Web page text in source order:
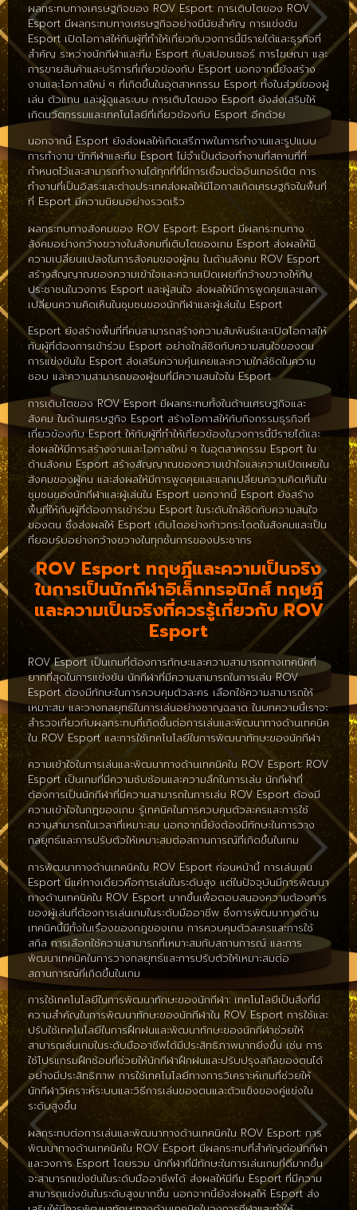
ผลกระทบทางเศรษฐกิจของ ROV Esport: การเติบโตของ ROV
Esport มีผลกระทบทางเศรษฐกิจอย่างมีนัยสำคัญ การแข่งขัน
Esport เปิดโอกาสให้กับผู้ที่ทำให้เกี่ยวกับวงการนี้มีรายได้และธุรกิจที่
สำคัญ ระหว่างนักกีฬาและทีม Esport กับสปอนเซอร์ การโฆษณา และ
การขายสินค้าและบริการที่เกี่ยวข้องกับ Esport นอกจากนี้ยังสร้าง
งานและโอกาสใหม่ ๆ ที่เกิดขึ้นในอุตสาหกรรม Esport ทั้งในส่วนของผู้
เล่น ตัวแทน และผู้ดูแลระบบ การเติบโตของ Esport ยังส่งเสริมให้
เกิดนวัตกรรมและเทคโนโลยีที่เกี่ยวข้องกับ Esport อีกด้วย
นอกจากนี้ Esport ยังส่งผลให้เกิดเสรีภาพในการทำงานและรูปแบบ
การทำงาน นักกีฬาและทีม Esport ไม่จำเป็นต้องทำงานที่สถานที่ที่
กำหนดไว้และสามารถทำงานได้ทุกที่ที่มีการเชื่อมต่ออินเทอร์เน็ต การ
ทำงานที่เป็นอิสระและต่างประเทศส่งผลให้มีโอกาสเกิดเศรษฐกิจในพื้นที่
ที่ Esport มีความนิยมอย่างรวดเร็ว
ผลกระทบทางสังคมของ ROV Esport: Esport มีผลกระทบทาง
สังคมอย่างกว้างขวางในสังคมที่เติบโตของเกม Esport ส่งผลให้มี
ความเปลี่ยนแปลงในการสังคมของผู้คน ในด้านสังคม ROV Esport
สร้างสัญญาณของความเข้าใจและความเปิดเผยที่กว้างขวางให้กับ
ประชาชนในวงการ Esport และผู้สนใจ ส่งผลให้มีการพูดคุยและแลก
เปลี่ยนความคิดเห็นในชุมชนของนักกีฬาและผู้เล่นใน Esport
Esport ยังสร้างพื้นที่ที่คนสามารถสร้างความสัมพันธ์และเปิดโอกาสให้
กับผู้ที่ต้องการเข้าร่วม Esport อย่างใกล้ชิดกับความสนใจของตน
การแข่งขันใน Esport ส่งเสริมความคุ้นเคยและความใกล้ชิดในความ
ชอบ และความสามารถของผู้ชมที่มีความสนใจใน Esport
การเติบโตของ ROV Esport มีผลกระทบทั้งในด้านเศรษฐกิจและ
สังคม ในด้านเศรษฐกิจ Esport สร้างโอกาสให้กับกิจกรรมธุรกิจที่
เกี่ยวข้องกับ Esport ให้กับผู้ที่ทำให้เกี่ยวข้องในวงการนี้มีรายได้และ
ส่งผลให้มีการสร้างงานและโอกาสใหม่ ๆ ในอุตสาหกรรม Esport ใน
ด้านสังคม Esport สร้างสัญญาณของความเข้าใจและความเปิดเผยใน
สังคมของผู้คน และส่งผลให้มีการพูดคุยและแลกเปลี่ยนความคิดเห็นใน
ชุมชนของนักกีฬาและผู้เล่นใน Esport นอกจากนี้ Esport ยังสร้าง
พื้นที่ให้กับผู้ที่ต้องการเข้าร่วม Esport ในระดับใกล้ชิดกับความสนใจ
ของตน ซึ่งส่งผลให้ Esport เติบโตอย่างก้าวกระโดดในสังคมและเป็น
ที่ยอมรับอย่างกว้างขวางในทุกชั้นการของประชากร
ROV Esport ทฤษฎีและความเป็นจริง
ในการเป็นนักกีฬาอิเล็กทรอนิกส์ ทฤษฎี
และความเป็นจริงที่ควรรู้เกี่ยวกับ ROV
Esport
ROV Esport เป็นเกมที่ต้องการทักษะและความสามารถทางเทคนิคที่
ยากที่สุดในการแข่งขัน นักกีฬาที่มีความสามารถในการเล่น ROV
Esport ต้องมีทักษะในการควบคุมตัวละคร เลือกใช้ความสามารถให้
เหมาะสม และวางกลยุทธ์ในการเล่นอย่างชาญฉลาด ในบทความนี้เราจะ
สำรวจเกี่ยวกับผลกระทบที่เกิดขึ้นต่อการเล่นและพัฒนาทางด้านเทคนิค
ใน ROV Esport และการใช้เทคโนโลยีในการพัฒนาทักษะของนักกีฬา
ความเข้าใจในการเล่นและพัฒนาทางด้านเทคนิคใน ROV Esport: ROV
Esport เป็นเกมที่มีความซับซ้อนและความลึกในการเล่น นักกีฬาที่
ต้องการเป็นนักกีฬาที่มีความสามารถในการเล่น ROV Esport ต้องมี
ความเข้าใจในกฎของเกม รู้เทคนิคในการควบคุมตัวละครและการใช้
ความสามารถในเวลาที่เหมาะสม นอกจากนี้ยังต้องมีทักษะในการวาง
กลยุทธ์และการปรับตัวให้เหมาะสมต่อสถานการณ์ที่เกิดขึ้นในเกม
การพัฒนาทางด้านเทคนิคใน ROV Esport ก่อนหน้านี้ การเล่นเกม
Esport มีแค่ทางเดียวคือการเล่นในระดับสูง แต่ในปัจจุบันมีการพัฒนา
ทางด้านเทคนิคใน ROV Esport มากขึ้นเพื่อตอบสนองความต้องการ
ของผู้เล่นที่ต้องการเล่นเกมในระดับมืออาชีพ ซึ่งการพัฒนาทางด้าน
เทคนิคนี้มีทั้งในเรื่องของกฎของเกม การควบคุมตัวละครและการใช้
สกิล การเลือกใช้ความสามารถที่เหมาะสมกับสถานการณ์ และการ
พัฒนาเทคนิคในการวางกลยุทธ์และการปรับตัวให้เหมาะสมต่อ
สถานการณ์ที่เกิดขึ้นในเกม
การใช้เทคโนโลยีในการพัฒนาทักษะของนักกีฬา: เทคโนโลยีเป็นสิ่งที่มี
ความสำคัญในการพัฒนาทักษะของนักกีฬาใน ROV Esport การใช้และ
ปรับใช้เทคโนโลยีในการฝึกฝนและพัฒนาทักษะของนักกีฬาช่วยให้
สามารถเล่นเกมในระดับมืออาชีพได้มีประสิทธิภาพมากยิ่งขึ้น เช่น การ
ใช้โปรแกรมฝึกซ้อมที่ช่วยให้นักกีฬาฝึกฝนและปรับปรุงสกิลของตนได้
อย่างมีประสิทธิภาพ การใช้เทคโนโลยีทางการวิเคราะห์เกมที่ช่วยให้
นักกีฬาวิเคราะห์ระบบและวิธีการเล่นของตนและตัวแข็งของคู่แข่งใน
ระดับสูงขึ้น
ผลกระทบต่อการเล่นและพัฒนาทางด้านเทคนิคใน ROV Esport: การ
พัฒนาทางด้านเทคนิคใน ROV Esport มีผลกระทบที่สำคัญต่อนักกีฬา
และวงการ Esport โดยรวม นักกีฬาที่มีทักษะในการเล่นเกมที่ดีมากขึ้น
จะสามารถแข่งขันในระดับมืออาชีพได้ ส่งผลให้มีทีม Esport ที่มีความ
สามารถแข่งขันในระดับสูงมากขึ้น นอกจากนี้ยังส่งผลให้ Esport ส่ง